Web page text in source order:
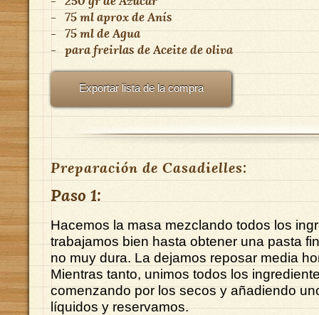
- 75 ml aproxdeAnís
- 75 mldeAgua
- para freirlas deAceite de oliva
Exportar lista de la compra
Preparación de Casadielles:
Paso 1:
Hacemos la masa mezclando todos los
trabajamos bien hasta obtener una pasta
no muy dura. La dejamos reposar media
Mientras tanto, unimos todos los
comenzando por los secos y añadiendo
líquidos y reservamos.